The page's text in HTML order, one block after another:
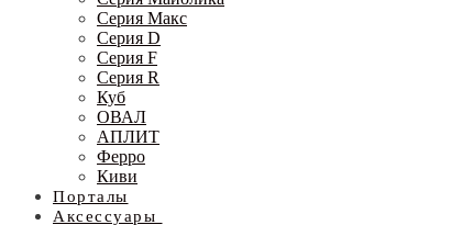
Серия Макс
Серия D
Серия F
Серия R
Куб
ОВАЛ
АПЛИТ
Ферро
Киви
Порталы
Аксессуары